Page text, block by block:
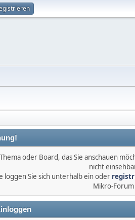
oder Board, das Sie anschauen
nicht
loggen Sie sich unterhalb ein oder
Mikro-Forum